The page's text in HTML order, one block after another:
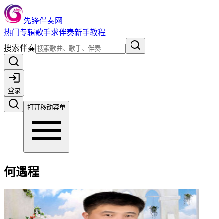
先锋伴奏网
热门 专辑歌手求伴奏新手教程
搜索伴奏
登录
打开移动菜单
何遇程